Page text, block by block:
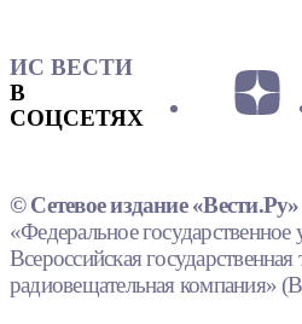
ИС ВЕСТИ
В
СОЦСЕТЯХ
© Сетевое издание «Вести.Ру»
«Федеральное
Всероссийская государственная
радиовещательная компания»